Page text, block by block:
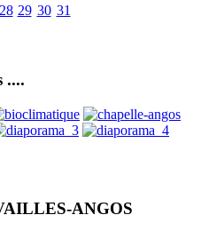
28 29 30 31
....
ANGOS